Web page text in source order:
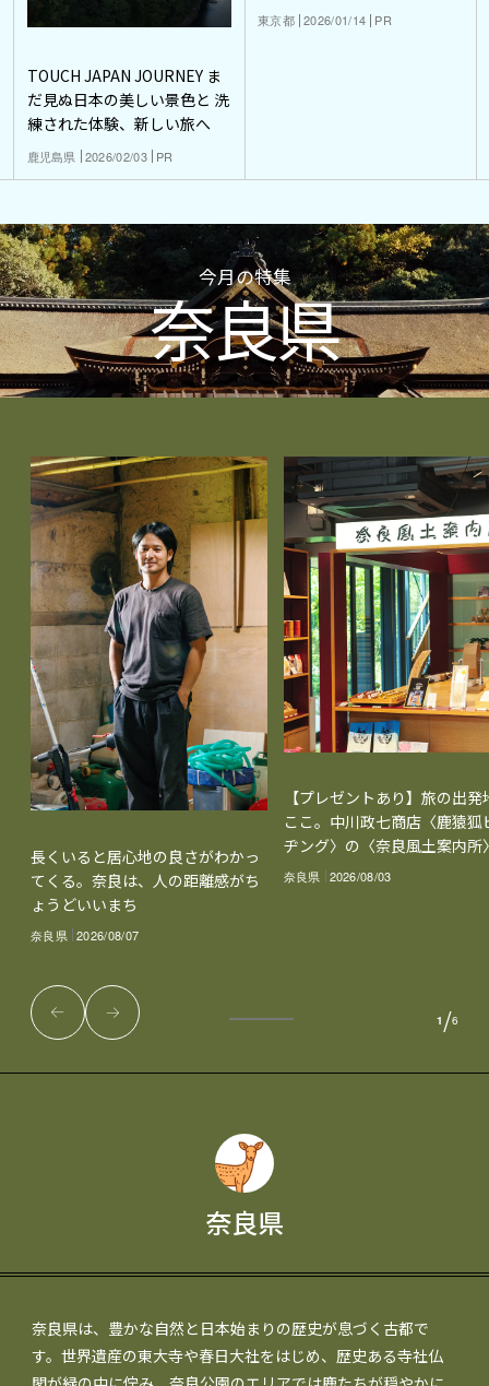
TOUCH JAPAN JOURNEY ま
だ見ぬ日本の美しい景色と 洗
練された体験、新しい旅へ
鹿児島県 2026/02/03 PR
東京都 2026/01/14 PR
今月の特集
奈良県
奈良県
奈良県は、豊かな自然と日本始まりの歴史が息づく古都で
す。世界遺産の東大寺や春日大社をはじめ、歴史ある寺社仏
長くいると居心地の良さがわかっ
てくる。奈良は、人の距離感がち
ょうどいいまち
奈良県 2026/08/07
【プレゼントあり】旅の出発
ここ。中川政七商店〈鹿猿狐
ヂング〉の〈奈良風土案内所
奈良県 2026/08/03
1 /6